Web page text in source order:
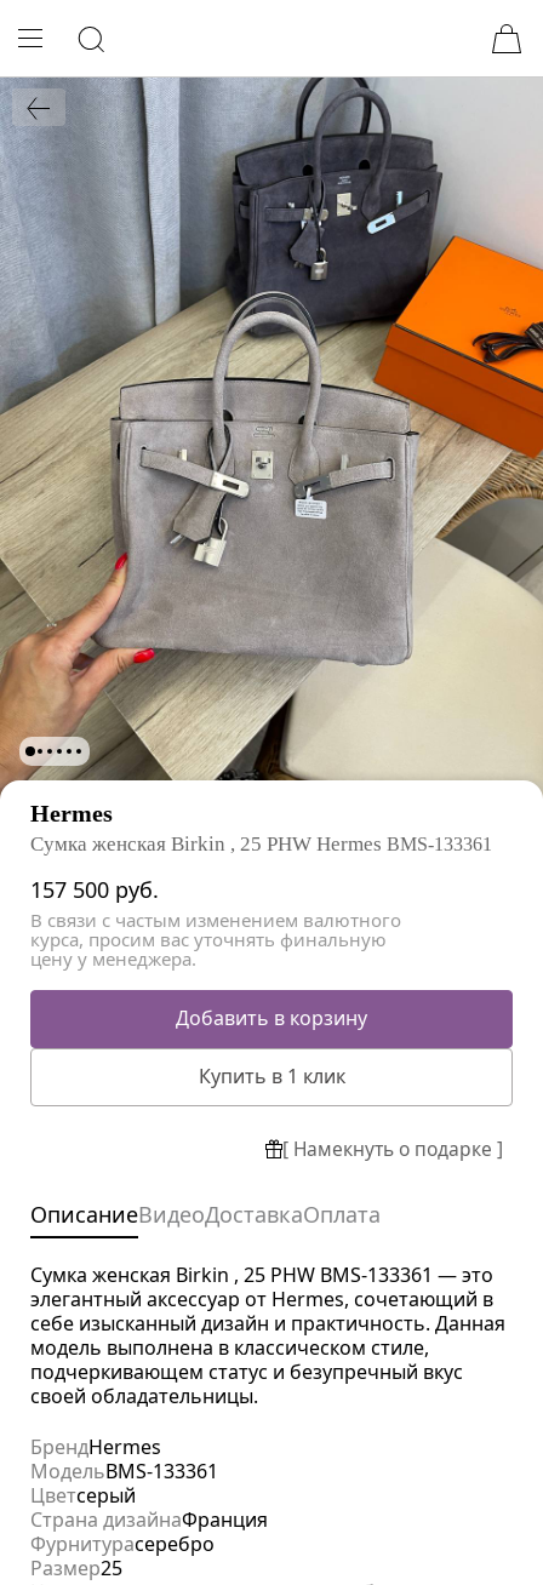
Hermes
Сумка женская Birkin , 25 PHW Hermes BMS-133361
157 500 руб.
В связи с частым изменением валютного
курса, просим вас уточнять финальную
цену у менеджера.
Добавить в корзину
Купить в 1 клик
[ Намекнуть о подарке ]
ОписаниеВидеоДоставкаОплата
Сумка женская Birkin , 25 PHW BMS-133361 — это
элегантный аксессуар от Hermes, сочетающий в
себе изысканный дизайн и практичность. Данная
модель выполнена в классическом стиле,
подчеркивающем статус и безупречный вкус
своей обладательницы.
БрендHermes
МодельBMS-133361
Цветсерый
Страна дизайнаФранция
Фурнитурасеребро
Размер25